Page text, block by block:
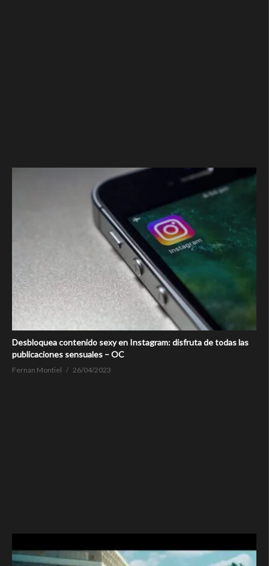
Desbloquea contenido sexy en Instagram: disfruta de todas las
publicaciones sensuales – OC
Fernan Montiel 26/04/2023